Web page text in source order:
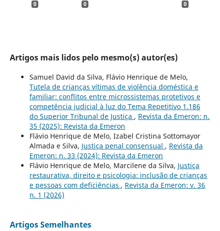
0 0 0
Artigos mais lidos pelo mesmo(s) autor(es)
Samuel David da Silva, Flávio Henrique de Melo,
Tutela de crianças vítimas de violência doméstica e
familiar: conflitos entre microssistemas protetivos e
competência judicial à luz do Tema Repetitivo 1.186
do Superior Tribunal de Justiça , Revista da Emeron: n.
35 (2025): Revista da Emeron
Flávio Henrique de Melo, Izabel Cristina Sottomayor
Almada e Silva, Justiça penal consensual , Revista da
Emeron: n. 33 (2024): Revista da Emeron
Flávio Henrique de Melo, Marcilene da Silva, Justiça
restaurativa, direito e psicologia: inclusão de crianças
e pessoas com deficiências , Revista da Emeron: v. 36
n. 1 (2026)
Artigos Semelhantes